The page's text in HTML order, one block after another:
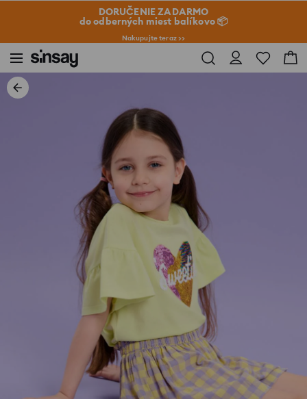
DORUČENIE ZADARMO
do odberných miest balíkovo 📦
Nakupujte teraz >>